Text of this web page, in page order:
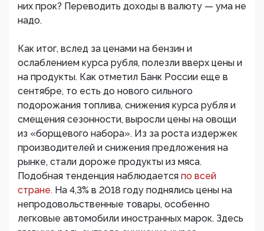
них прок? Переводить доходы в валюту — ума не
надо.
Как итог, вслед за ценами на бензин и
ослаблением курса рубля, полезли вверх цены и
на продукты. Как отметил Банк России еще в
сентябре, то есть до нового сильного
подорожания топлива, снижения курса рубля и
смещения сезонности, выросли цены на овощи
из «борщевого набора». Из за роста издержек
производителей и снижения предложения на
рынке, стали дороже продукты из мяса.
Подобная тенденция наблюдается по всей
стране. На 4,3% в 2018 году поднялись цены на
непродовольственные товары, особенно
легковые автомобили иностранных марок. Здесь